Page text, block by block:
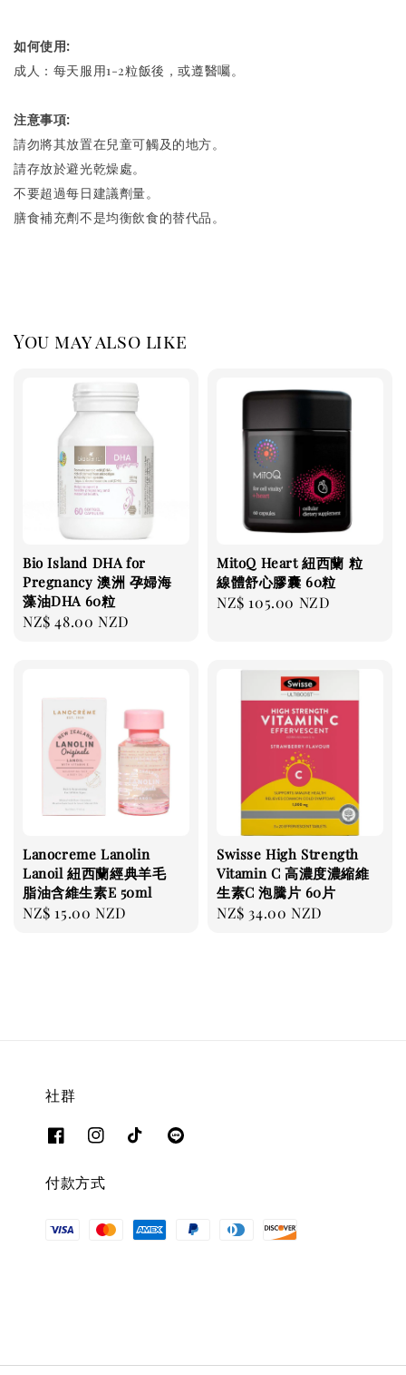
如何使用:
成人：每天服用1-2粒飯後，或遵醫囑。
注意事項:
請勿將其放置在兒童可觸及的地方。
請存放於避光乾燥處。
不要超過每日建議劑量。
膳食補充劑不是均衡飲食的替代品。
You may also like
Bio Island DHA for
Pregnancy 澳洲 孕婦海
藻油DHA 60粒
Regular
NZ$ 48.00 NZD
MitoQ Heart 紐西蘭 粒
線體舒心膠囊 60粒
Regular
NZ$ 105.00 NZD
Lanocreme Lanolin
Lanoil 紐西蘭經典羊毛
脂油含維生素E 50ml
Regular
NZ$ 15.00 NZD
Swisse High Strength
Vitamin C 高濃度濃縮維
生素C 泡騰片 60片
Regular
NZ$ 34.00 NZD
社群
付款方式